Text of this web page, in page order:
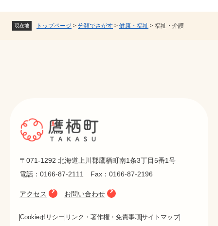
現在地 トップページ > 分類でさがす > 健康・福祉 > 福祉・介護
〒071-1292 北海道上川郡鷹栖町南1条3丁目5番1号
電話：0166-87-2111 Fax：0166-87-2196
アクセス お問い合わせ
Cookieポリシー リンク・著作権・免責事項サイトマップ